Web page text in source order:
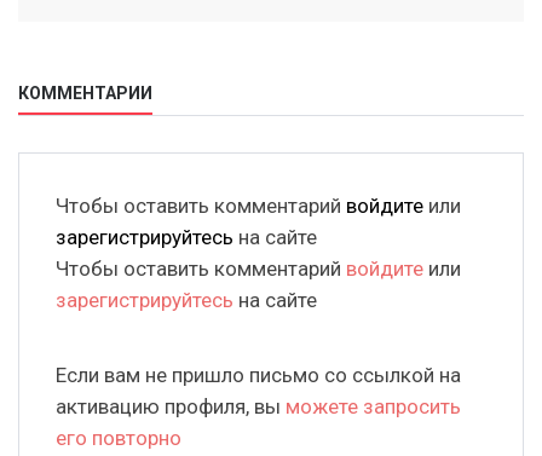
КОММЕНТАРИИ
Чтобы оставить комментарий войдите или
зарегистрируйтесь на сайте
Чтобы оставить комментарий войдите или
зарегистрируйтесь на сайте
Если вам не пришло письмо со ссылкой на
активацию профиля, вы можете запросить
его повторно